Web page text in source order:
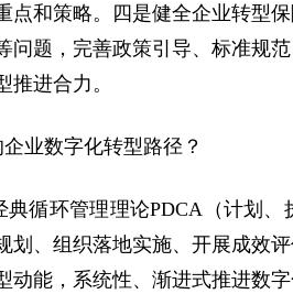
点和策略。四是健全企业转型
问题，完善政策引导、标准规
进合力。
业数字化转型路径？
典循环管理理论PDCA（计划
划、组织落地实施、开展成效
能，系统性、渐进式推进数字